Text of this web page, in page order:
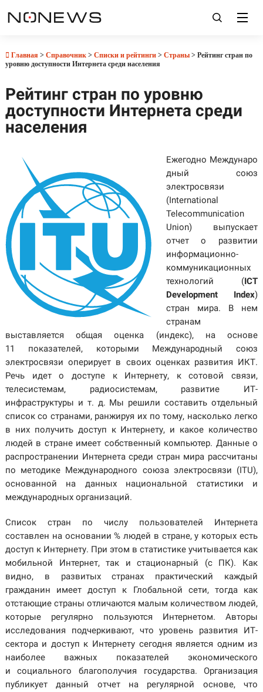
Главная > Справочник> Списки и рейтинги> Страны> Рейтинг стран по
уровню доступности Интернета среди населения
Рейтинг стран по уровню
доступности Интернета среди
населения
Ежегодно Междунаро
дный союз
электросвязи
(International
Telecommunication
Union) выпускает
отчет о развитии
информационно-
коммуникационных
технологий (ICT
Development Index)
стран мира. В нем
странам
выставляется общая оценка (индекс), на основе
11 показателей, которыми Международный союз
электросвязи оперирует в своих оценках развития ИКТ.
Речь идет о доступе к Интернету, к сотовой связи,
телесистемам, радиосистемам, развитие ИТ-
инфраструктуры и т. д. Мы решили составить отдельный
список со странами, ранжируя их по тому, насколько легко
в них получить доступ к Интернету, и какое количество
людей в стране имеет собственный компьютер. Данные о
распространении Интернета среди стран мира рассчитаны
по методике Международного союза электросвязи (ITU),
основанной на данных национальной статистики и
международных организаций.
Список стран по числу пользователей Интернета
составлен на основании % людей в стране, у которых есть
доступ к Интернету. При этом в статистике учитывается как
мобильной Интернет, так и стационарный (с ПК). Как
видно, в развитых странах практический каждый
гражданин имеет доступ к Глобальной сети, тогда как
отстающие страны отличаются малым количеством людей,
которые регулярно пользуются Интернетом.Авторы
исследования подчеркивают, что уровень развития ИТ-
сектора и доступ к Интернету сегодня является одним из
наиболее важных показателей экономического
и социального благополучия государства. Организация
публикует данный отчет на регулярной основе, что